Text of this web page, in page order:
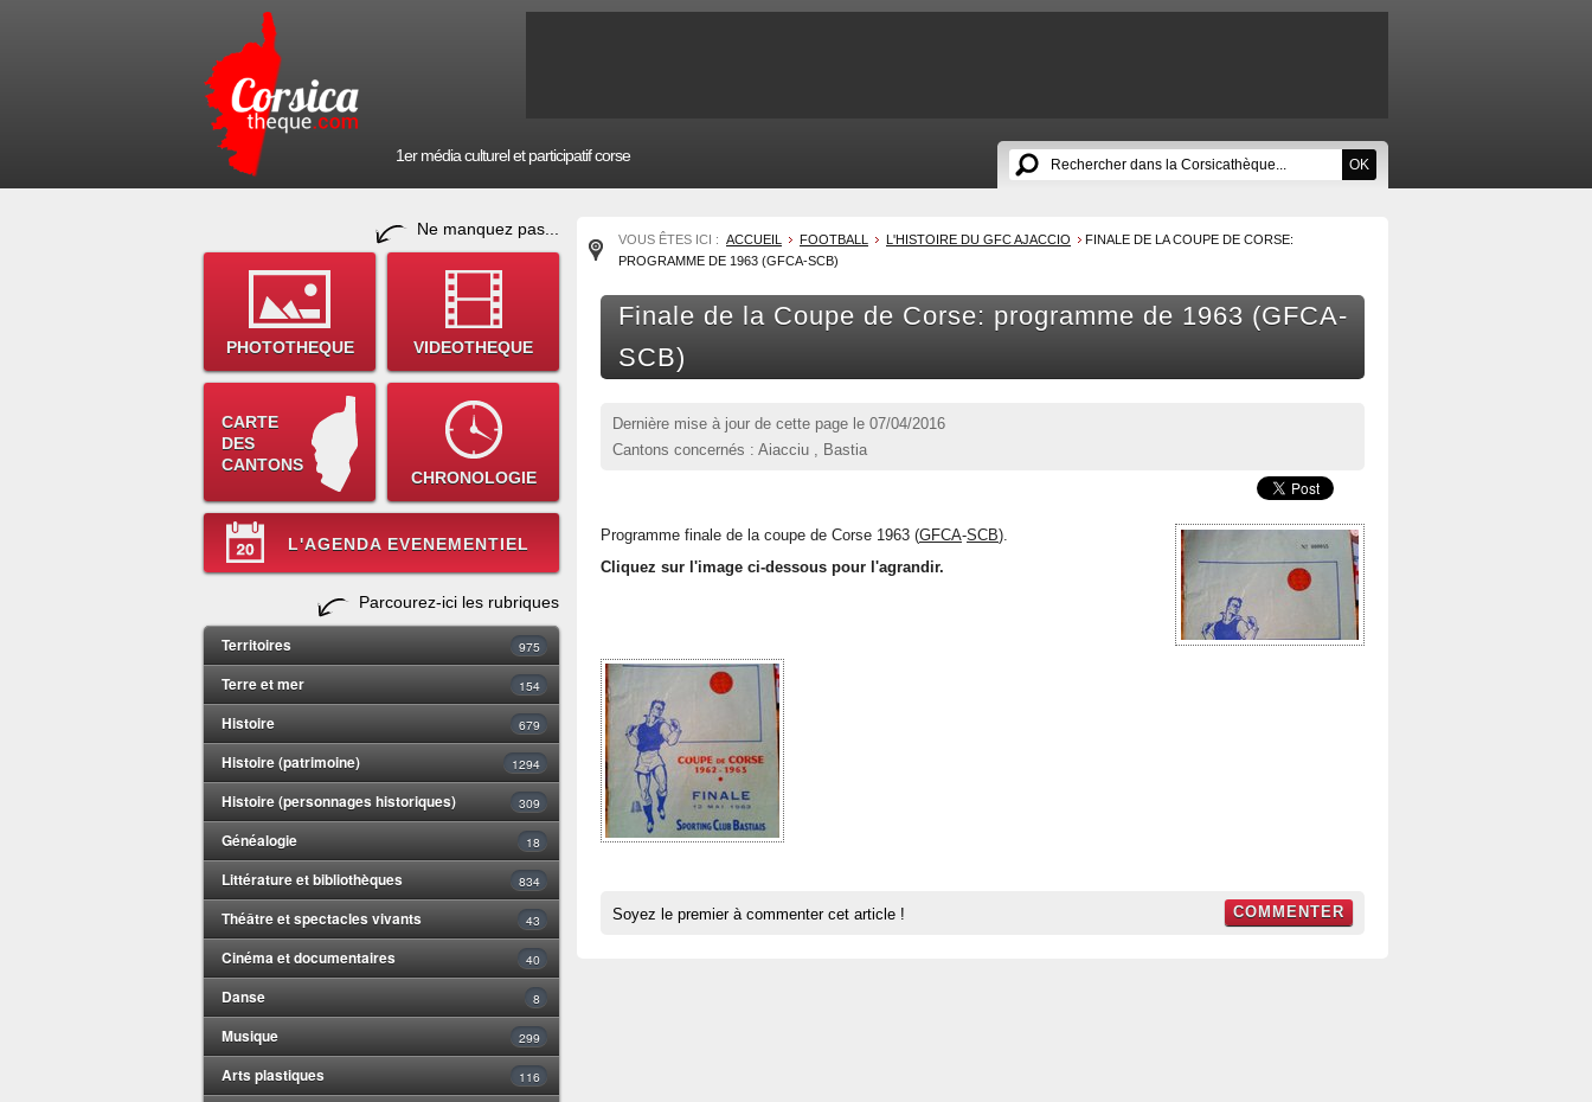
1er média culturel et participatif corse
Ne manquez pas...
PHOTOTHEQUE VIDEOTHEQUE
CARTE
DES
CANTONS
CHRONOLOGIE
L'AGENDA EVENEMENTIEL
Parcourez-ici les rubriques
Territoires 975
Terre et mer 154
Histoire 679
Histoire (patrimoine) 1294
Histoire (personnages historiques) 309
Généalogie 18
Littérature et bibliothèques 834
Théâtre et spectacles vivants 43
Cinéma et documentaires 40
Danse 8
Musique 299
Arts plastiques 116
VOUS ÊTES ICI : ACCUEIL FOOTBALL L'HISTOIRE DU GFC AJACCIO
FINALE DE LA COUPE DE CORSE:
PROGRAMME DE 1963 (GFCA-SCB)
Finale de la Coupe de Corse: programme de 1963 (GFCA-
SCB)
Dernière mise à jour de cette page le 07/04/2016
Cantons concernés : Aiacciu , Bastia
Programme finale de la coupe de Corse 1963 (GFCA-SCB).
Cliquez sur l'image ci-dessous pour l'agrandir.
Soyez le premier à commenter cet article ! COMMENTER